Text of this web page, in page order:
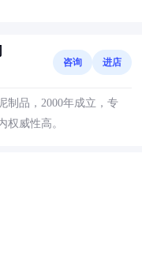
咨询 进店
制品，2000年成立，专
权威性高。